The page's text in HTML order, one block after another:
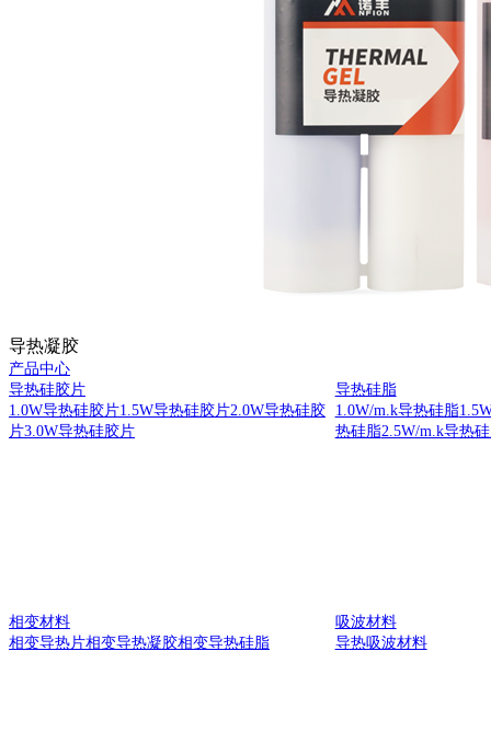
导热凝胶
产品中心
导热硅胶片
1.0W导热硅胶片1.5W导热硅胶片2.0W导热硅胶
片3.0W导热硅胶片
导热硅脂
1.0W/m.k导热硅脂
热硅脂2.5W/m.k导热
相变材料
相变导热片相变导热凝胶相变导热硅脂
吸波材料
导热吸波材料